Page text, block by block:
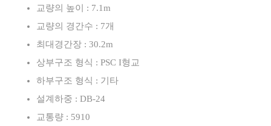
교량의 높이 : 7.1m
교량의 경간수 : 7개
최대경간장 : 30.2m
상부구조 형식 : PSC I형교
하부구조 형식 : 기타
설계하중 : DB-24
교통량 : 5910